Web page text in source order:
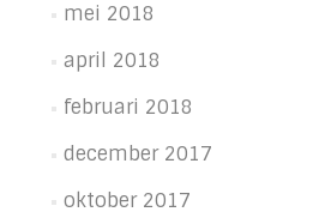
mei 2018
april 2018
februari 2018
december 2017
oktober 2017